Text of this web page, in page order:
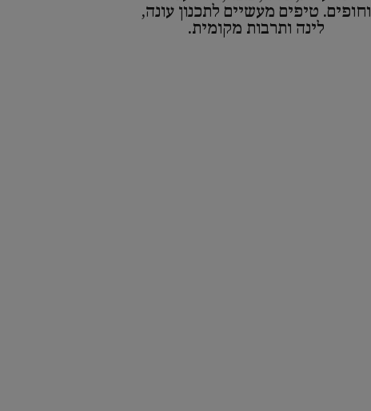
וחופים. טיפים מעשיים לתכנון עונה,
לינה ותרבות מקומית.